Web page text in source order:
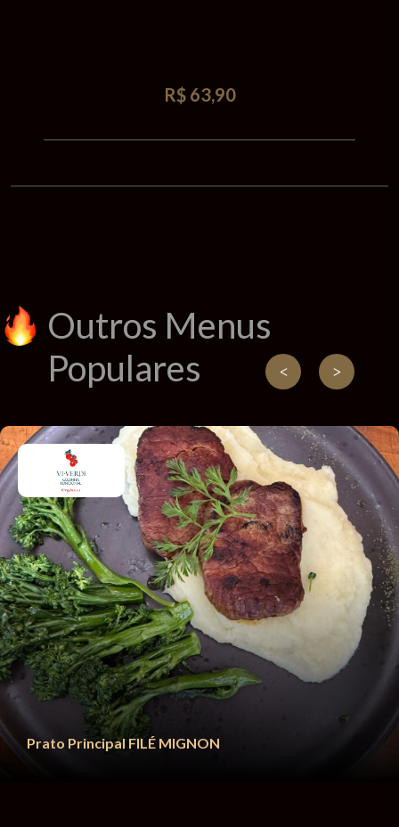
R$ 63,90
Outros Menus
Populares
Prato Principal FILÉ MIGNON